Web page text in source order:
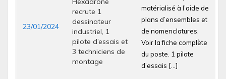
23/01/2024
recrute 1
dessinateur
industriel, 1
pilote d’essais et
3 techniciens de
montage
matérialisé à l’aide de
plans d’ensembles et
de nomenclatures.
Voir la fiche complète
du poste. 1 pilote
d’essais […]